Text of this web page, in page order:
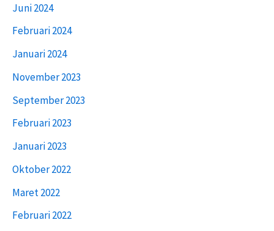
Juni 2024
Februari 2024
Januari 2024
November 2023
September 2023
Februari 2023
Januari 2023
Oktober 2022
Maret 2022
Februari 2022